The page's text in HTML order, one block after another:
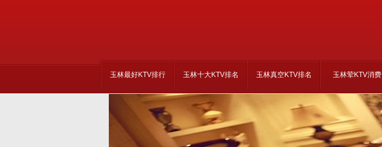
玉林最好KTV排行 玉林十大KTV排名 玉林真空KTV排名 玉林荤KTV消费